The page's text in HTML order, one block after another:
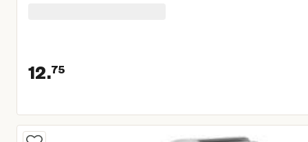
12.75
Huidige prijs € 12,75